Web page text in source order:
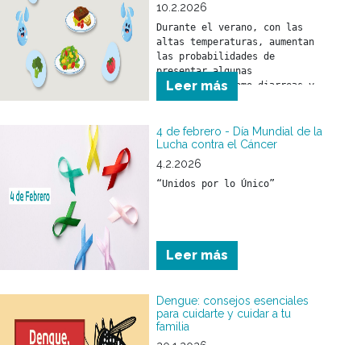
10.2.2026
Durante el verano, con las
altas temperaturas, aumentan
las probabilidades de
presentar algunas
enfermedades como diarreas y
el SUH (Síndrome urémico
prevenibles con medidas
sencillas como:
Leer más
4 de febrero - Día Mundial de la
Lucha contra el Cáncer
4.2.2026
“Unidos por lo Único”
Leer más
Dengue: consejos esenciales
para cuidarte y cuidar a tu
familia